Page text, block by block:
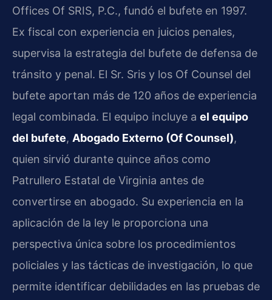
Offices Of SRIS, P.C., fundó el bufete en 1997.
Ex fiscal con experiencia en juicios penales,
supervisa la estrategia del bufete de defensa de
tránsito y penal. El Sr. Sris y los Of Counsel del
bufete aportan más de 120 años de experiencia
legal combinada. El equipo incluye a el equipo
del bufete, Abogado Externo (Of Counsel),
quien sirvió durante quince años como
Patrullero Estatal de Virginia antes de
convertirse en abogado. Su experiencia en la
aplicación de la ley le proporciona una
perspectiva única sobre los procedimientos
policiales y las tácticas de investigación, lo que
permite identificar debilidades en las pruebas de